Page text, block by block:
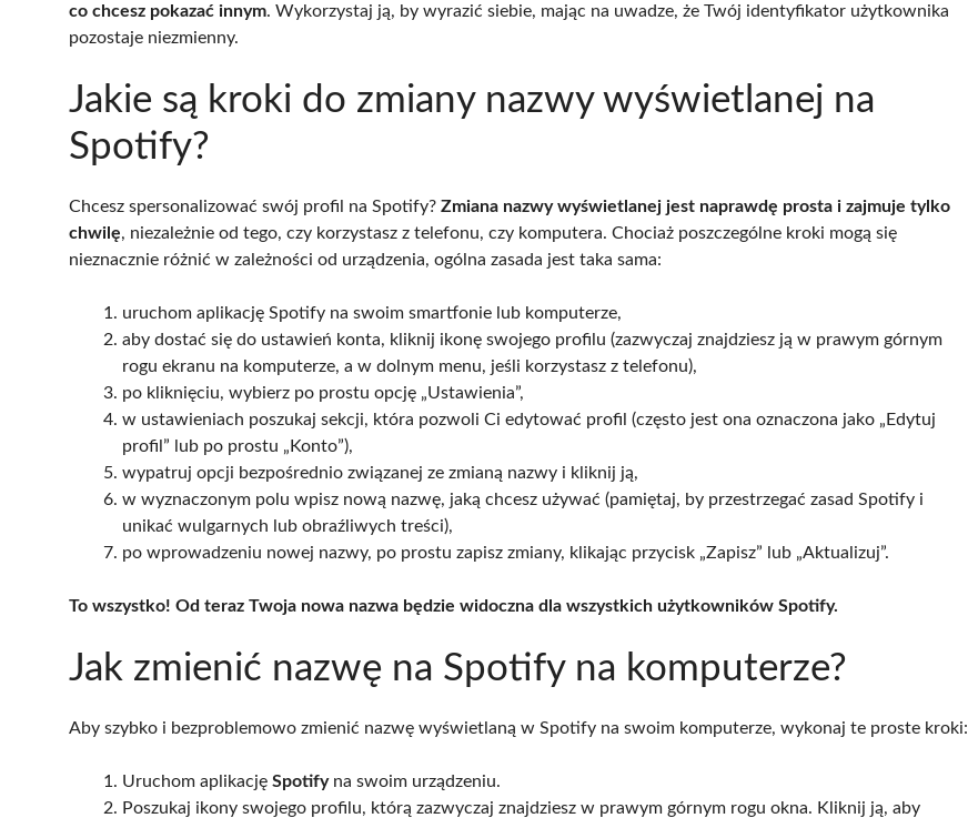
co chcesz pokazać innym. Wykorzystaj ją, by wyrazić siebie, mając na uwadze, że Twój identyfikator użytkownika
pozostaje niezmienny.
Jakie są kroki do zmiany nazwy wyświetlanej na
Spotify?
Chcesz spersonalizować swój profil na Spotify? Zmiana nazwy wyświetlanej jest naprawdę prosta i zajmuje tylko
chwilę, niezależnie od tego, czy korzystasz z telefonu, czy komputera. Chociaż poszczególne kroki mogą się
nieznacznie różnić w zależności od urządzenia, ogólna zasada jest taka sama:
uruchom aplikację Spotify na swoim smartfonie lub komputerze,
aby dostać się do ustawień konta, kliknij ikonę swojego profilu (zazwyczaj znajdziesz ją w prawym górnym
rogu ekranu na komputerze, a w dolnym menu, jeśli korzystasz z telefonu),
po kliknięciu, wybierz po prostu opcję „Ustawienia”,
w ustawieniach poszukaj sekcji, która pozwoli Ci edytować profil (często jest ona oznaczona jako „Edytuj
profil” lub po prostu „Konto”),
wypatruj opcji bezpośrednio związanej ze zmianą nazwy i kliknij ją,
w wyznaczonym polu wpisz nową nazwę, jaką chcesz używać (pamiętaj, by przestrzegać zasad Spotify i
unikać wulgarnych lub obraźliwych treści),
po wprowadzeniu nowej nazwy, po prostu zapisz zmiany, klikając przycisk „Zapisz” lub „Aktualizuj”.
To wszystko! Od teraz Twoja nowa nazwa będzie widoczna dla wszystkich użytkowników Spotify.
Jak zmienić nazwę na Spotify na komputerze?
Aby szybko i bezproblemowo zmienić nazwę wyświetlaną w Spotify na swoim komputerze, wykonaj te proste kroki:
Uruchom aplikację Spotifyna swoim urządzeniu.
Poszukaj ikony swojego profilu, którą zazwyczaj znajdziesz w prawym górnym rogu okna. Kliknij ją, aby